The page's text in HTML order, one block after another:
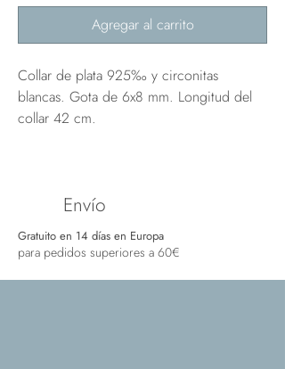
Agregar al carrito
Collar de plata 925‰ y circonitas
blancas. Gota de 6x8 mm. Longitud del
collar 42 cm.
Envío
Gratuito en 14 días en Europa
para pedidos superiores a 60€